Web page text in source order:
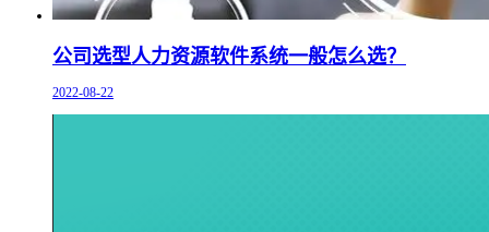
公司选型人力资源软件系统一般怎么选？
2022-08-22